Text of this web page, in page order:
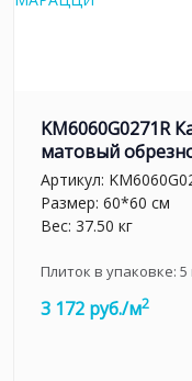
KM6060G0271R
матовый
Артикул:
Размер: 60*60 см
Вес: 37.50 кг
Плиток в упаковке: 5
3 172 руб./м2